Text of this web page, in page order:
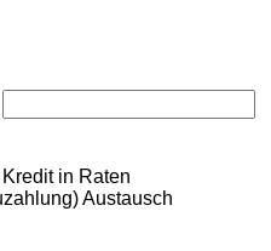
Kredit in Raten
Austausch